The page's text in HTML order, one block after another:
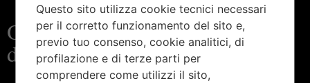
Orologeria e gioielleria
d’eccellenza
Questo sito utilizza cookie tecnici necessari
per il corretto funzionamento del sito e,
previo tuo consenso, cookie analitici, di
profilazione e di terze parti per
comprendere come utilizzi il sito,